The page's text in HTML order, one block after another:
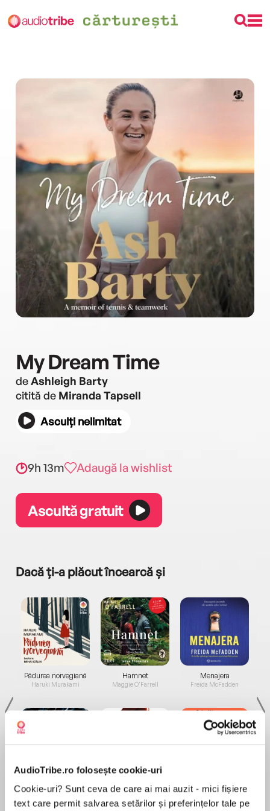
AudioTribe.ro folosește cookie-uri
Cookie-uri? Sunt ceva de care ai mai auzit - mici fișiere
text care permit salvarea setărilor și preferințelor tale pe
My Dream Time
deAshleigh Barty
citită de Miranda Tapsell
Asculți nelimitat
9h 13m Adaugă la wishlist
Ascultă gratuit
Dacă ți-a plăcut încearcă și
Pădurea norvegiană
Haruki Murakami
Elita de Argint (Elita
de...
Hamnet
Maggie O'Farrell
Diavolul se îmbracă de
la...
Menajera
Freida McFadden
Migdală
Sohn Won-pyung